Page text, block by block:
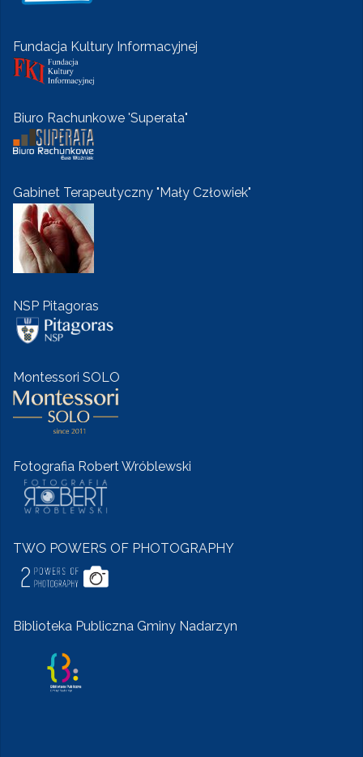
Fundacja Kultury Informacyjnej
Biuro Rachunkowe 'Superata"
Gabinet Terapeutyczny "Mały Człowiek"
NSP Pitagoras
Montessori SOLO
Fotografia Robert Wróblewski
TWO POWERS OF PHOTOGRAPHY
Biblioteka Publiczna Gminy Nadarzyn